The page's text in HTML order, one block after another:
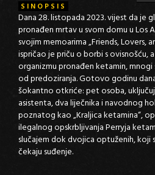
SINOPSIS
Dana 28. listopada 2023. vijest da je
pronađen mrtav u svom domu u Los
svojim memoarima „Friends, Lovers,
ispričao je priču o borbi s ovisnošću,
organizmu pronađen ketamin,
od predoziranja. Gotovo godinu
šokantno otkriće: pet osoba,
asistenta, dva liječnika i navodnog
poznatog kao „Kraljica ketamina“,
ilegalnog opskrbljivanja Perryja
slučajem dok dvojica optuženih, koji
čekaju suđenje.